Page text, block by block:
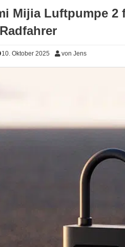
Mijia Luftpumpe 2
10. Oktober 2025 von Jens